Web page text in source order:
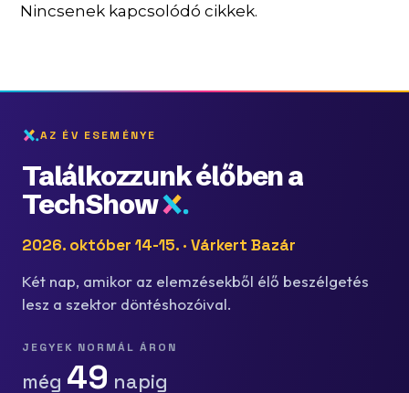
Nincsenek kapcsolódó cikkek.
AZ ÉV ESEMÉNYE
Találkozzunk élőben a
TechShow
2026. október 14-15. · Várkert Bazár
Két nap, amikor az elemzésekből élő beszélgetés
lesz a szektor döntéshozóival.
JEGYEK NORMÁL ÁRON
még 49 napig